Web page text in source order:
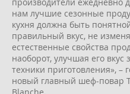
нам лучшие сезонные
кухня должна быть
правильный вкус, не
естественные свойства
наоборот, улучшая его вкус
техники приготовления», –
новый главный шеф-повар